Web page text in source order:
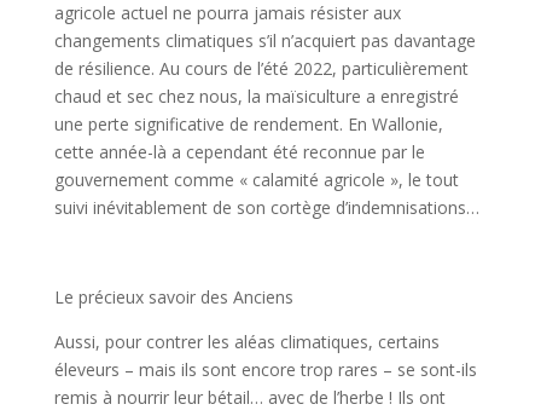
agricole actuel ne pourra jamais résister aux
changements climatiques s’il n’acquiert pas davantage
de résilience. Au cours de l’été 2022, particulièrement
chaud et sec chez nous, la maïsiculture a enregistré
une perte significative de rendement. En Wallonie,
cette année-là a cependant été reconnue par le
gouvernement comme « calamité agricole », le tout
suivi inévitablement de son cortège d’indemnisations…
Le précieux savoir des Anciens
Aussi, pour contrer les aléas climatiques, certains
éleveurs – mais ils sont encore trop rares – se sont-ils
remis à nourrir leur bétail… avec de l’herbe ! Ils ont